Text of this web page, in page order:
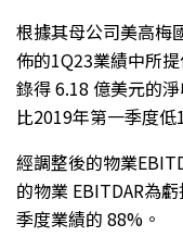
根據其母公司美高梅
佈的1Q23業績中所
錄得 6.18 億美元的
比2019年第一季度低
經調整後的物業
的物業 EBITDAR為
季度業績的 88%。